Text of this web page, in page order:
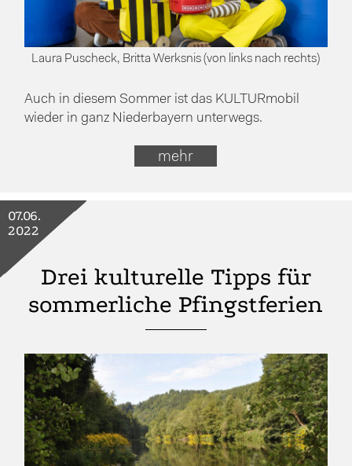
Laura Puscheck, Britta Werksnis (von links nach rechts)
Auch in diesem Sommer ist das KULTURmobil
wieder in ganz Niederbayern unterwegs.
mehr
Drei kulturelle Tipps für
sommerliche Pfingstferien
07.06.
2022